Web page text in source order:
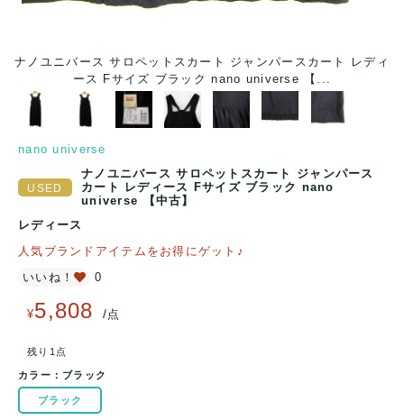
ナノユニバース サロペットスカート ジャンパースカート レディ
ース Fサイズ ブラック nano universe 【...
nano universe
ナノユニバース サロペットスカート ジャンパース
カート レディース Fサイズ ブラック nano
universe 【中古】
レディース
人気ブランドアイテムをお得にゲット♪
いいね！
0
¥5,808 /点
残り1点
カラー： ブラック
ブラック